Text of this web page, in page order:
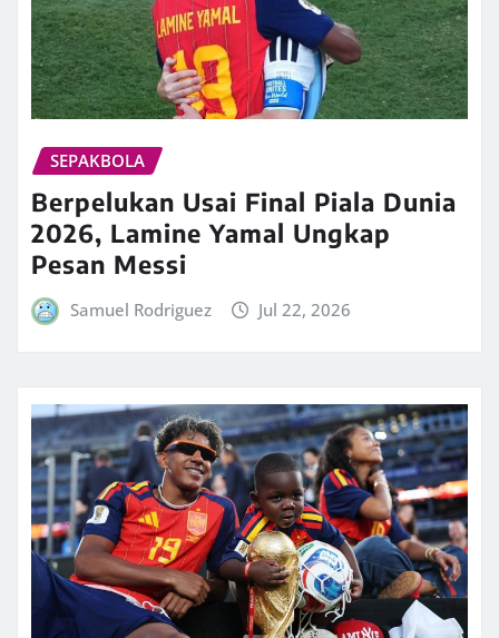
SEPAKBOLA
Berpelukan Usai Final Piala Dunia
2026, Lamine Yamal Ungkap
Pesan Messi
Samuel Rodriguez Jul 22, 2026